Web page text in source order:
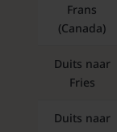
Frans
(Canada)
Duits naar
Fries
Duits naar